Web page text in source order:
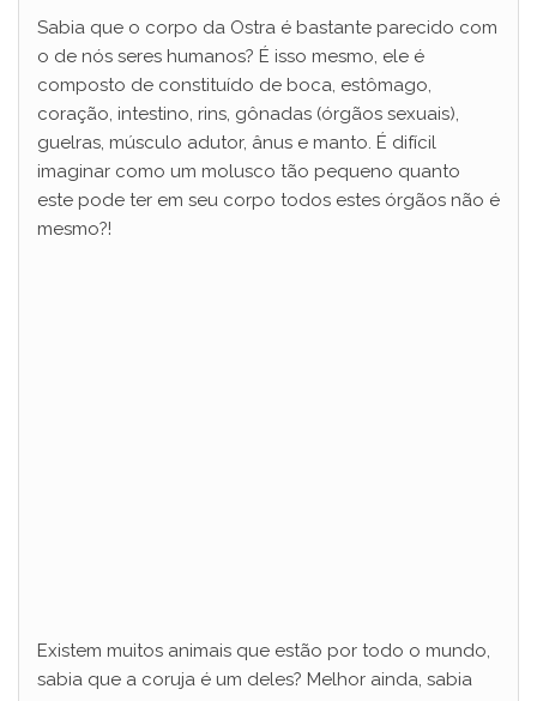
y
V
i
Sabia que o corpo da Ostra é bastante parecido com
o de nós seres humanos? É isso mesmo, ele é
composto de constituído de boca, estômago,
coração, intestino, rins, gônadas (órgãos sexuais),
guelras, músculo adutor, ânus e manto. É difícil
imaginar como um molusco tão pequeno quanto
este pode ter em seu corpo todos estes órgãos não é
mesmo?!
Existem muitos animais que estão por todo o mundo,
sabia que a coruja é um deles? Melhor ainda, sabia